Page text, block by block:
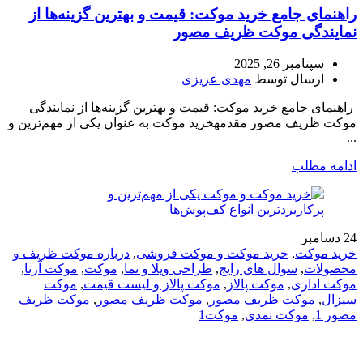
راهنمای جامع خرید موکت: قیمت و بهترین گزینه‌ها از
نمایندگی موکت ظریف مصور
سپتامبر 26, 2025
ارسال توسط مهدی عزیزی
راهنمای جامع خرید موکت: قیمت و بهترین گزینه‌ها از نمایندگی
موکت ظریف مصور مقدمهخرید موکت به عنوان یکی از مهم‌ترین و
...
ادامه مطلب
24 دسامبر
خرید موکت, خرید موکت و موکت فروشی, درباره موکت ظریف و
محصولات, سوال های رایج, طراحی ویلا و نما, موکت, موکت آرتا,
موکت اداری, موکت پالاز , موکت پالاز و لیست قیمت, موکت
سیزال, موکت ظریف مصور , موکت ظریف مصور , موکت ظریف
مصور 1
, موکت نمدی, موکت1